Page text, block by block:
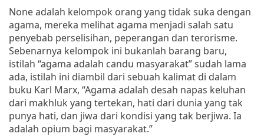
None adalah kelompok orang yang tidak suka dengan
agama, mereka melihat agama menjadi salah satu
penyebab perselisihan, peperangan dan terorisme.
Sebenarnya kelompok ini bukanlah barang baru,
istilah “agama adalah candu masyarakat” sudah lama
ada, istilah ini diambil dari sebuah kalimat di dalam
buku Karl Marx, “Agama adalah desah napas keluhan
dari makhluk yang tertekan, hati dari dunia yang tak
punya hati, dan jiwa dari kondisi yang tak berjiwa. Ia
adalah opium bagi masyarakat.”